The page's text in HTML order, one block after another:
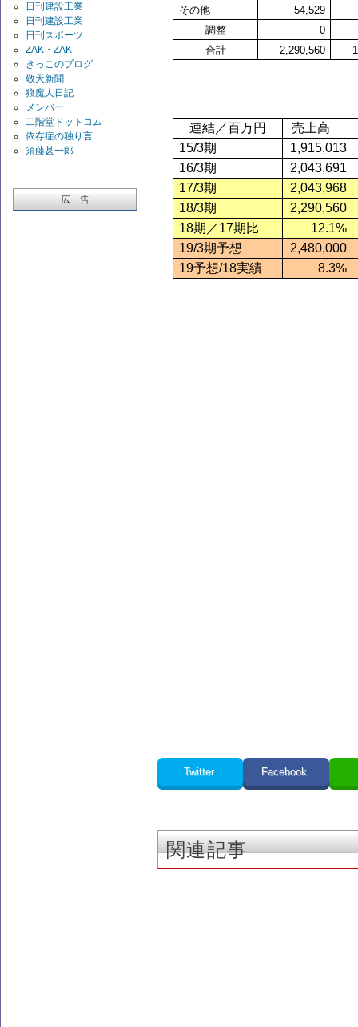
日刊建設工業
日刊建設工業
日刊スポーツ
ZAK・ZAK
きっこのブログ
敬天新聞
狼魔人日記
メンバー
二階堂ドットコム
依存症の独り言
須藤甚一郎
広 告
その他
54,529
調整
0
合計
2,290,560
連結／百万円
売上高
15/3期
1,915,013
16/3期
2,043,691
17/3期
2,043,968
18/3期
2,290,560
18期／17期比
12.1%
19/3期予想
2,480,000
19予想/18実績 8.3%
Twitter Facebook
関連記事